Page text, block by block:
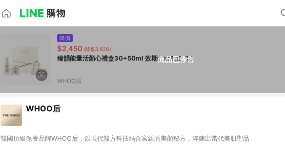
商品已停售
降價
$2,450 (降$3,838)
臻韻能量活顏心禮盒30+50ml 效期2026.12.05
WHOO后
WHOO后
韓國頂級保養品牌WHOO后，以現代韓方科技結合宮廷的美顏秘方，淬鍊出當代美肌聖品